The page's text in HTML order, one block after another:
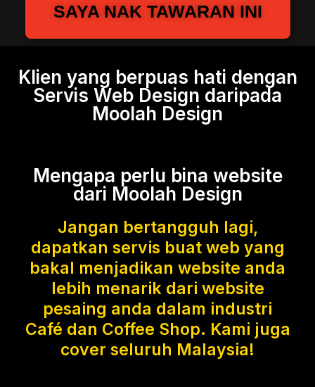
SAYA NAK TAWARAN INI
Klien yang berpuas hati dengan
Servis Web Design daripada
Moolah Design
Mengapa perlu bina website
dari Moolah Design
Jangan bertangguh lagi,
dapatkan servis buat web yang
bakal menjadikan website anda
lebih menarik dari website
pesaing anda dalam industri
Café dan Coffee Shop. Kami juga
cover seluruh Malaysia!